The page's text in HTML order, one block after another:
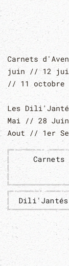
Carnets
juin // 12
// 11 octobre
Les
Mai // 28
Aout // 1er
Dili'Jantés